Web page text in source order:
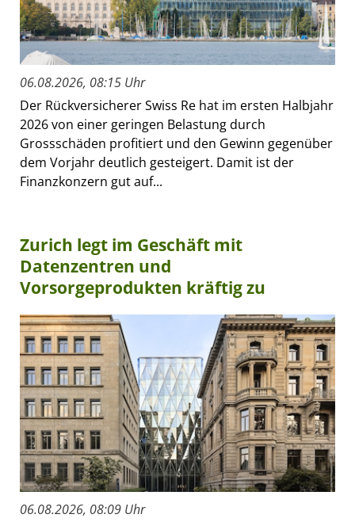
06.08.2026, 08:15 Uhr
Der Rückversicherer Swiss Re hat im ersten Halbjahr
2026 von einer geringen Belastung durch
Grossschäden profitiert und den Gewinn gegenüber
dem Vorjahr deutlich gesteigert. Damit ist der
Finanzkonzern gut auf...
Zurich legt im Geschäft mit
Datenzentren und
Vorsorgeprodukten kräftig zu
06.08.2026, 08:09 Uhr